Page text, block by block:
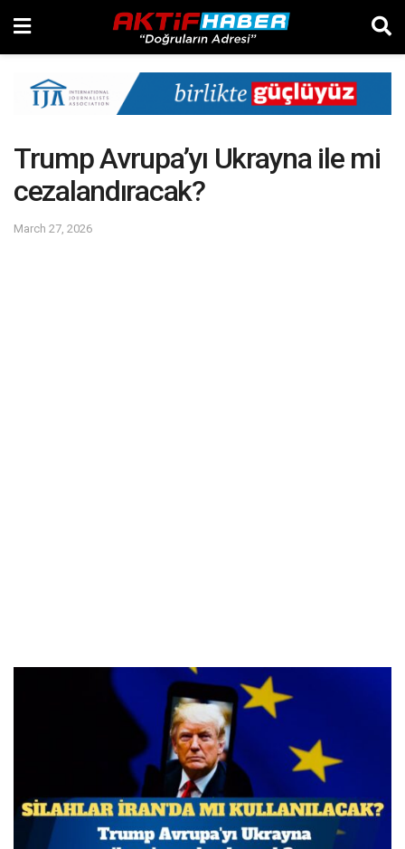
Trump Avrupa’yı Ukrayna ile mi
cezalandıracak?
March 27, 2026